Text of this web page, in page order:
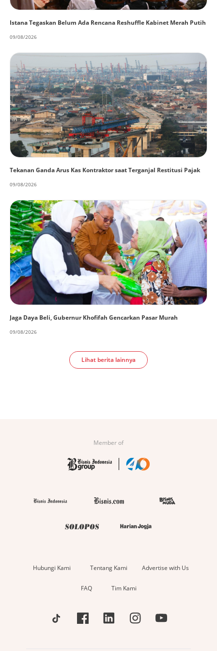
Istana Tegaskan Belum Ada Rencana Reshuffle Kabinet Merah Putih
09/08/2026
Tekanan Ganda Arus Kas Kontraktor saat Terganjal Restitusi Pajak
09/08/2026
Jaga Daya Beli, Gubernur Khofifah Gencarkan Pasar Murah
09/08/2026
Lihat berita lainnya
Member of
Hubungi Kami Tentang Kami Advertise with Us
FAQ Tim Kami